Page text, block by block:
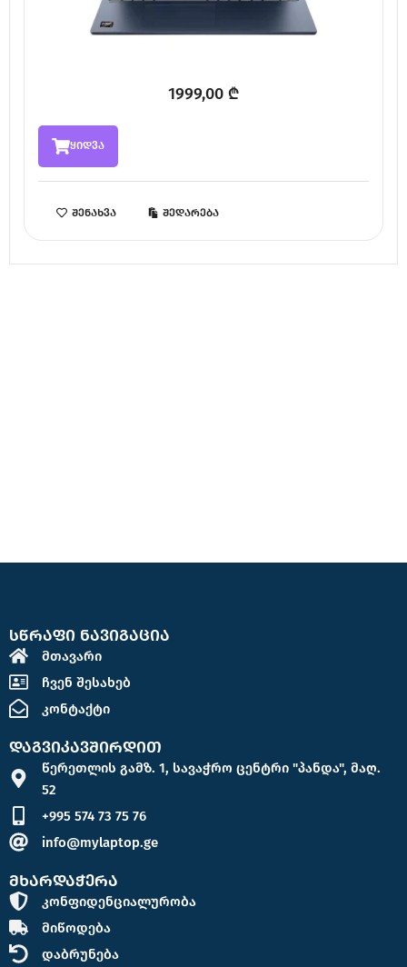
1999,00 ₾
ყიდვა
შენახვა შედარება
სწრაფი ნავიგაცია
მთავარი
ჩვენ შესახებ
კონტაქტი
დაგვიკავშირდით
წერეთლის გამზ. 1, სავაჭრო ცენტრი "პანდა", მაღ.
52
+995 574 73 75 76
info@mylaptop.ge
მხარდაჭერა
კონფიდენციალურობა
მიწოდება
დაბრუნება